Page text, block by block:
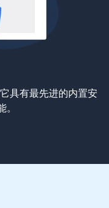
具有最先进的内置安